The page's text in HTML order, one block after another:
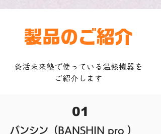
​製品のご紹介
灸活未来塾で使っている温熱機器を
ご紹介します
01
バンシン（BANSHIN pro ）